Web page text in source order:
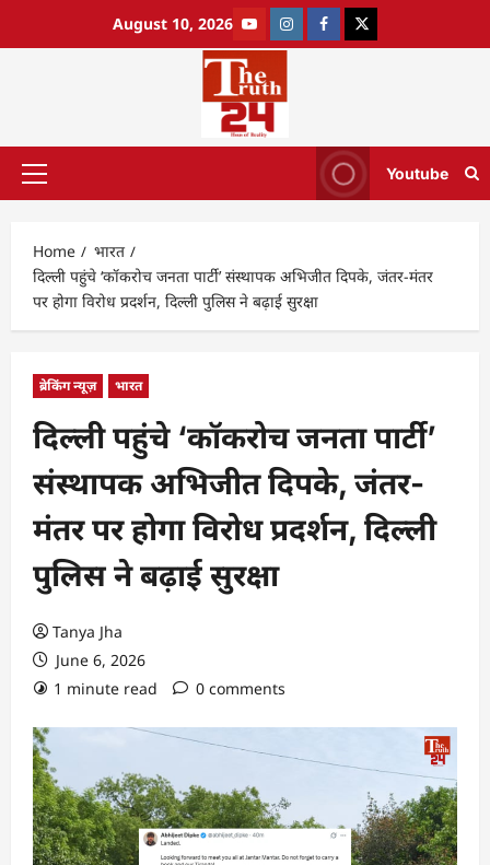
August 10, 2026
Youtube
Home
भारत
दिल्ली पहुंचे ‘कॉकरोच जनता पार्टी’ संस्थापक अभिजीत दिपके, जंतर-मंतर
पर होगा विरोध प्रदर्शन, दिल्ली पुलिस ने बढ़ाई सुरक्षा
ब्रेकिंग न्यूज़ भारत
दिल्ली पहुंचे ‘कॉकरोच जनता पार्टी’
संस्थापक अभिजीत दिपके, जंतर-
मंतर पर होगा विरोध प्रदर्शन, दिल्ली
पुलिस ने बढ़ाई सुरक्षा
Tanya Jha
June 6, 2026
1 minute read
0 comments